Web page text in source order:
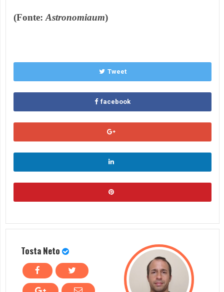
(Fonte: Astronomiaum)
Tweet
facebook
Tosta Neto